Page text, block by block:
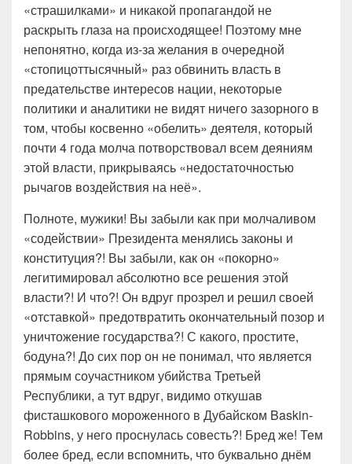
«страшилками» и никакой пропагандой не
раскрыть глаза на происходящее! Поэтому мне
непонятно, когда из-за желания в очередной
«стопицоттысячный» раз обвинить власть в
предательстве интересов нации, некоторые
политики и аналитики не видят ничего зазорного в
том, чтобы косвенно «обелить» деятеля, который
почти 4 года молча потворствовал всем деяниям
этой власти, прикрываясь «недостаточностью
рычагов воздействия на неё».
Полноте, мужики! Вы забыли как при молчаливом
«содействии» Президента менялись законы и
конституция?! Вы забыли, как он «покорно»
легитимировал абсолютно все решения этой
власти?! И что?! Он вдруг прозрел и решил своей
«отставкой» предотвратить окончательный позор и
уничтожение государства?! С какого, простите,
бодуна?! До сих пор он не понимал, что является
прямым соучастником убийства Третьей
Республики, а тут вдруг, видимо откушав
фисташкового мороженного в Дубайском Baskin-
Rоbbins, у него проснулась совесть?! Бред же! Тем
более бред, если вспомнить, что буквально днём